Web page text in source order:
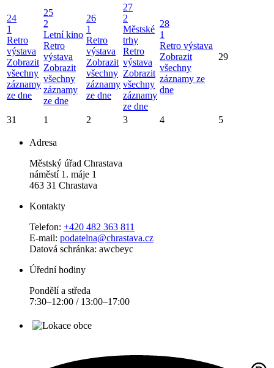
24
1
Retro
výstava
Zobrazit
všechny
záznamy
ze dne
25
2
Letní kino
Retro
výstava
Zobrazit
všechny
záznamy
ze dne
26
1
Retro
výstava
Zobrazit
všechny
záznamy
ze dne
27
2
Městské
trhy
Retro
výstava
Zobrazit
všechny
záznamy
ze dne
28
1
Retro výstava
Zobrazit
všechny
záznamy ze
dne
29
31 1 2 3 4 5
Adresa
Městský úřad Chrastava
náměstí 1. máje 1
463 31 Chrastava
Kontakty
Telefon: +420 482 363 811
E-mail: podatelna@chrastava.cz
Datová schránka: awcbeyc
Úřední hodiny
Pondělí a středa
7:30–12:00 / 13:00–17:00